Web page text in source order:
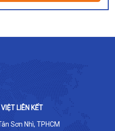
LIÊN KẾT
Sơn Nhì, TPHCM